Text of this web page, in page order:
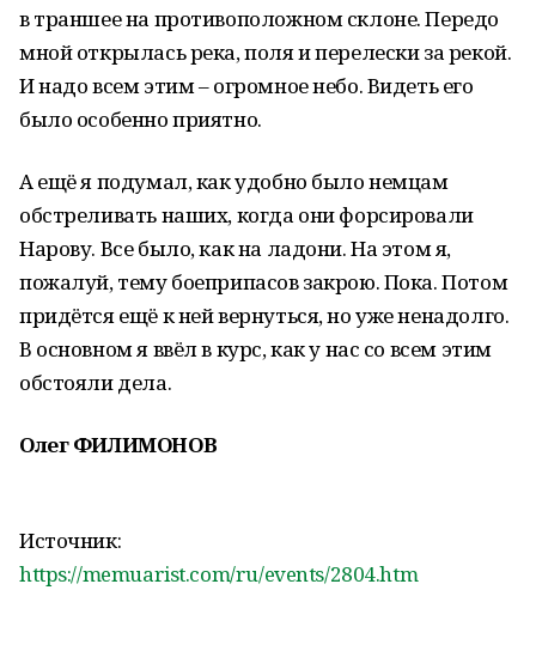
в траншее на противоположном склоне. Передо
мной открылась река, поля и перелески за рекой.
И надо всем этим – огромное небо. Видеть его
было особенно приятно.
А ещё я подумал, как удобно было немцам
обстреливать наших, когда они форсировали
Нарову. Все было, как на ладони. На этом я,
пожалуй, тему боеприпасов закрою. Пока. Потом
придётся ещё к ней вернуться, но уже ненадолго.
В основном я ввёл в курс, как у нас со всем этим
обстояли дела.
Олег ФИЛИМОНОВ
Источник:
https://memuarist.com/ru/events/2804.htm